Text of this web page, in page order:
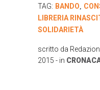
TAG: BANDO,
LIBRERIA
SOLIDARIETÀ
scritto da
2015 - in